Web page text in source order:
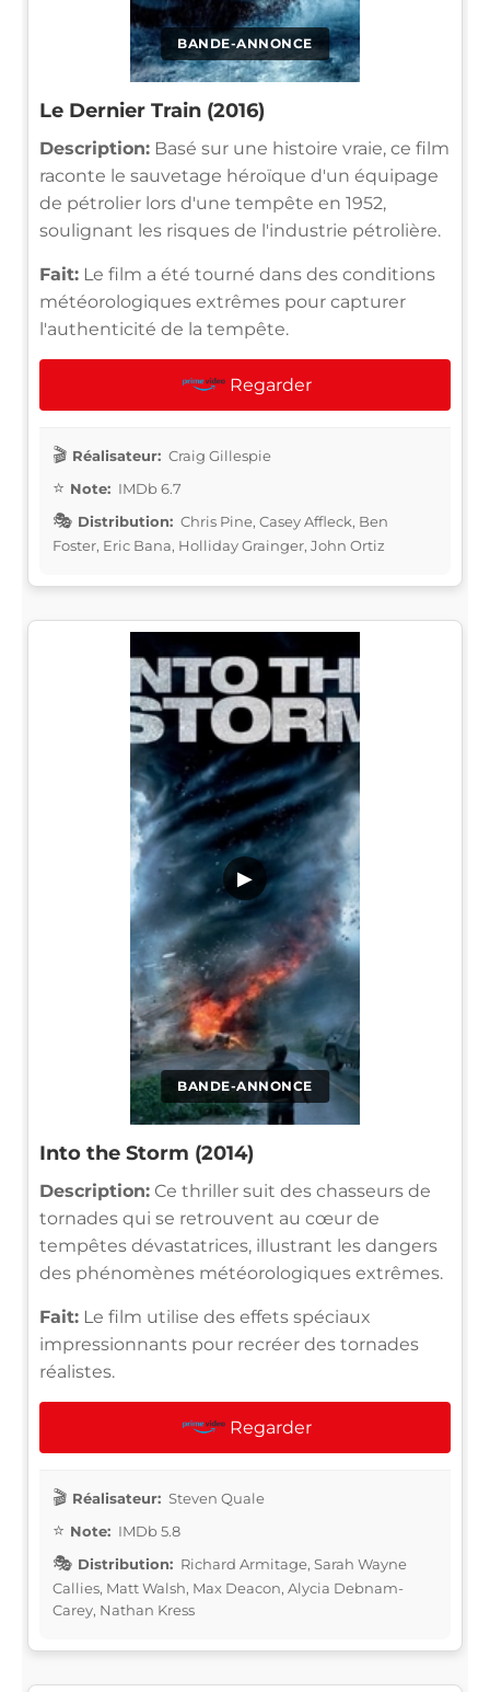
BANDE-ANNONCE
Le Dernier Train (2016)
Description: Basé sur une histoire vraie, ce film
raconte le sauvetage héroïque d'un équipage
de pétrolier lors d'une tempête en 1952,
soulignant les risques de l'industrie pétrolière.
Fait: Le film a été tourné dans des conditions
météorologiques extrêmes pour capturer
l'authenticité de la tempête.
Regarder
Réalisateur: Craig Gillespie
Note: IMDb 6.7
Distribution: Chris Pine, Casey Affleck, Ben
Foster, Eric Bana, Holliday Grainger, John Ortiz
BANDE-ANNONCE
▶
Into the Storm (2014)
Description: Ce thriller suit des chasseurs de
tornades qui se retrouvent au cœur de
tempêtes dévastatrices, illustrant les dangers
des phénomènes météorologiques extrêmes.
Fait: Le film utilise des effets spéciaux
impressionnants pour recréer des tornades
réalistes.
Regarder
Réalisateur: Steven Quale
Note: IMDb 5.8
Distribution: Richard Armitage, Sarah Wayne
Callies, Matt Walsh, Max Deacon, Alycia Debnam-
Carey, Nathan Kress